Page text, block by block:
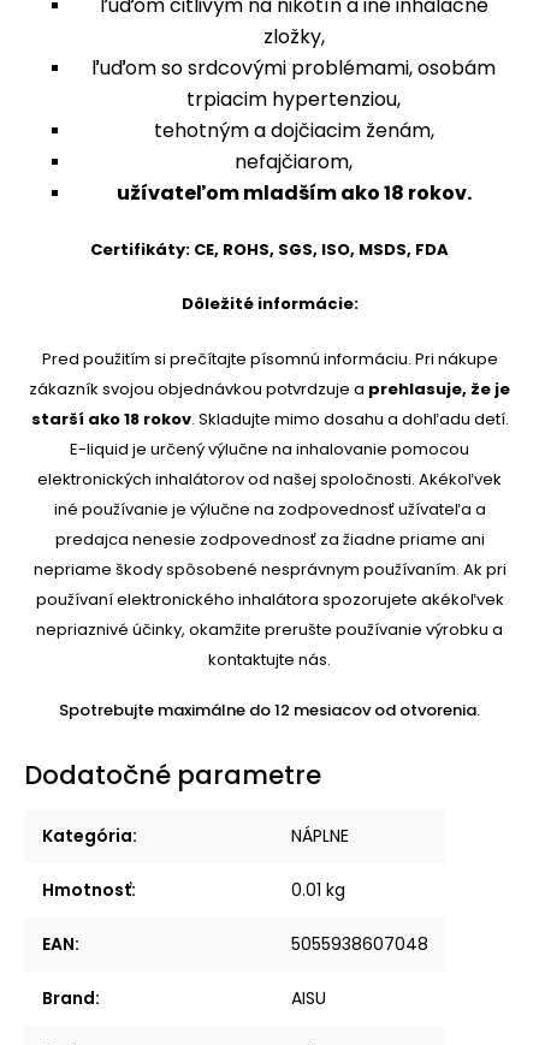
ľuďom citlivým na nikotín a iné inhalačné
zložky,
ľuďom so srdcovými problémami, osobám
trpiacim hypertenziou,
tehotným a dojčiacim ženám,
nefajčiarom,
užívateľom mladším ako 18 rokov.
Certifikáty: CE, ROHS, SGS, ISO, MSDS, FDA
Dôležité informácie:
Pred použitím si prečítajte písomnú informáciu. Pri nákupe
zákazník svojou objednávkou potvrdzuje a prehlasuje, že je
starší ako 18 rokov. Skladujte mimo dosahu a dohľadu detí.
E-liquid je určený výlučne na inhalovanie pomocou
elektronických inhalátorov od našej spoločnosti. Akékoľvek
iné používanie je výlučne na zodpovednosť užívateľa a
predajca nenesie zodpovednosť za žiadne priame ani
nepriame škody spôsobené nesprávnym používaním. Ak pri
používaní elektronického inhalátora spozorujete akékoľvek
nepriaznivé účinky, okamžite prerušte používanie výrobku a
kontaktujte nás.
Spotrebujte maximálne do 12 mesiacov od otvorenia.
Dodatočné parametre
Kategória: NÁPLNE
Hmotnosť: 0.01 kg
EAN: 5055938607048
Brand: AISU